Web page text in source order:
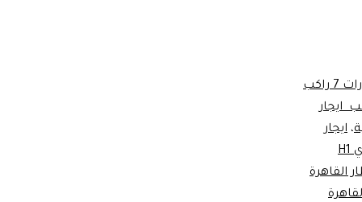
فاخرة
من
مصر:
ايجار سيارات 7 راكب
7 راكب ايجار
، ايجار
ايجار هيونداي H1
القاهرة